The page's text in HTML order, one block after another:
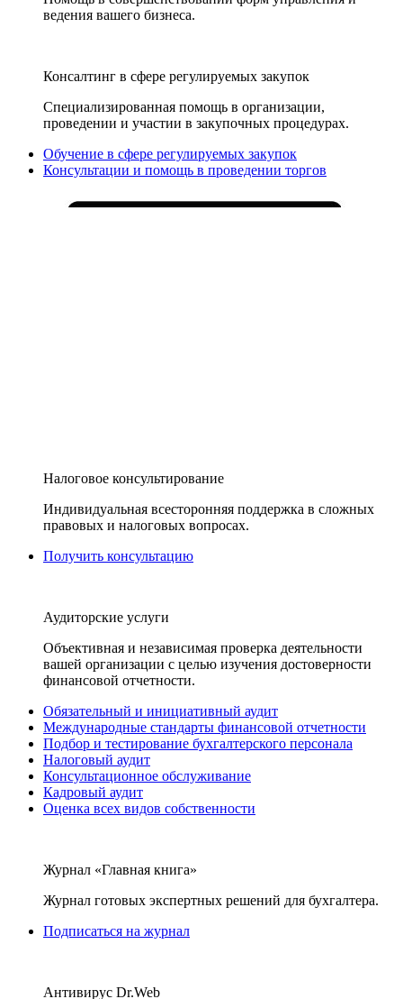
ведения вашего бизнеса.
Консалтинг в сфере регулируемых закупок
Специализированная помощь в организации,
проведении и участии в закупочных процедурах.
Обучение в сфере регулируемых закупок
Консультации и помощь в проведении торгов
Налоговое консультирование
Индивидуальная всесторонняя поддержка в сложных
правовых и налоговых вопросах.
Получить консультацию
Аудиторские услуги
Объективная и независимая проверка деятельности
вашей организации с целью изучения достоверности
финансовой отчетности.
Обязательный и инициативный аудит
Международные стандарты финансовой отчетности
Подбор и тестирование бухгалтерского персонала
Налоговый аудит
Консультационное обслуживание
Кадровый аудит
Оценка всех видов собственности
Журнал «Главная книга»
Журнал готовых экспертных решений для бухгалтера.
Подписаться на журнал
Антивирус Dr.Web